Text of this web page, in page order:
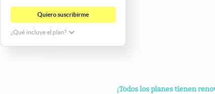
Quiero suscribirme
¿Qué incluye el plan?
¡Todos los planes tienen